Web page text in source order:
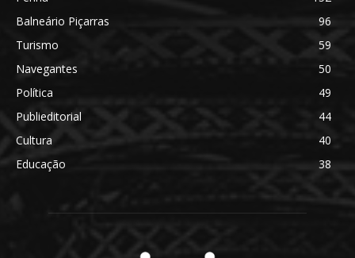
Balneário Piçarras
96
Turismo
59
Navegantes
50
Política
49
Publieditorial
44
Cultura
40
Educação
38